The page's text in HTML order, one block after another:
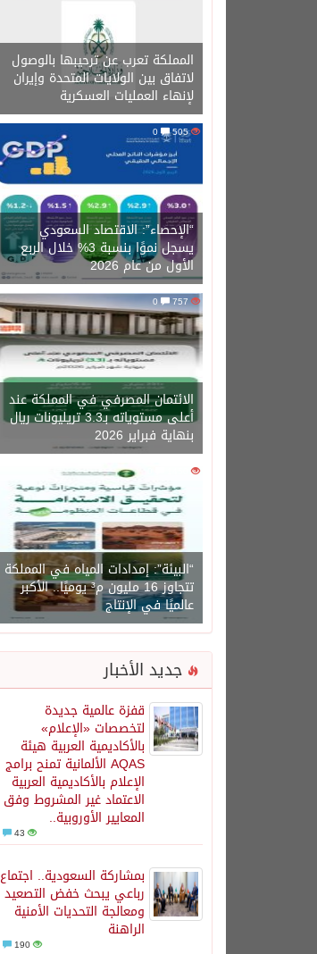
المملكة تعرب عن ترحيبها بالوصول
لاتفاق بين الولايات المتحدة وإيران
لإنهاء العمليات العسكرية
505
“الإحصاء”: الاقتصاد السعودي
يسجل نموًا بنسبة 3% خلال الربع
الأول من عام 2026
757
0
الائتمان المصرفي في المملكة عند
أعلى مستوياته بـ3.3 تريليونات ريال
بنهاية فبراير 2026
1450
“البيئة”: إمدادات المياه في المملكة
تتجاوز 16 مليون م³ يوميًا.. الأكبر
عالميًا في الإنتاج
جديد الأخبار
قفزة عالمية جديدة
لتخصصات «الإعلام»
بالأكاديمية العربية هيئة
AQAS الألمانية تمنح برامج
الإعلام بالأكاديمية العربية
الاعتماد غير المشروط وفق
المعايير الأوروبية..
43
بمشاركة السعودية.. اجتماع
رباعي يبحث خفض التصعيد
ومعالجة التحديات الأمنية
الراهنة
190